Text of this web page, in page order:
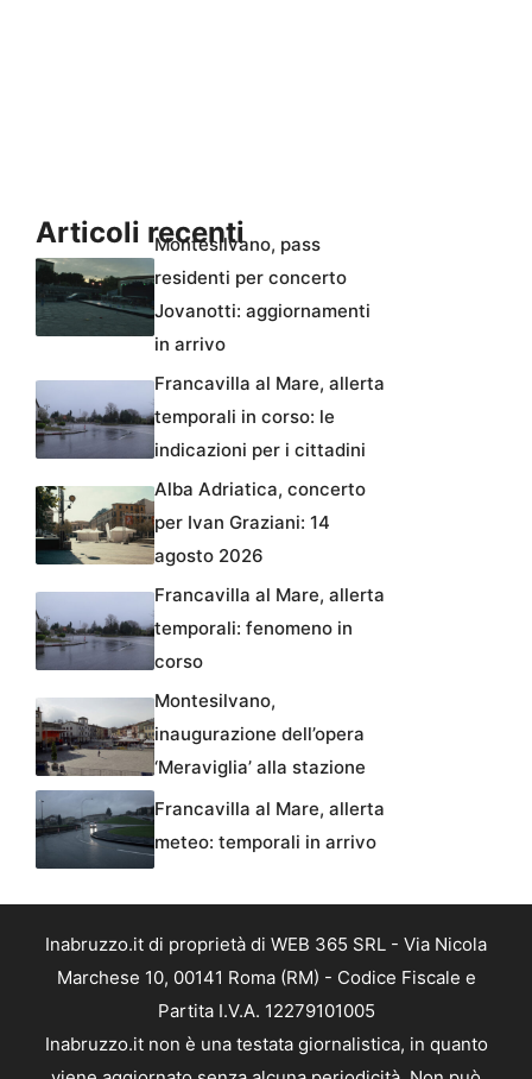
Articoli recenti
Montesilvano, pass
residenti per concerto
Jovanotti: aggiornamenti
in arrivo
Francavilla al Mare, allerta
temporali in corso: le
indicazioni per i cittadini
Alba Adriatica, concerto
per Ivan Graziani: 14
agosto 2026
Francavilla al Mare, allerta
temporali: fenomeno in
corso
Montesilvano,
inaugurazione dell’opera
‘Meraviglia’ alla stazione
Francavilla al Mare, allerta
meteo: temporali in arrivo
Inabruzzo.it di proprietà di WEB 365 SRL - Via Nicola
Marchese 10, 00141 Roma (RM) - Codice Fiscale e
Partita I.V.A. 12279101005
Inabruzzo.it non è una testata giornalistica, in quanto